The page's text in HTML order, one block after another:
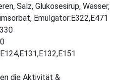
Salz, Glukosesirup, Wasser,
Emulgator:E322,E471
die Aktivität &